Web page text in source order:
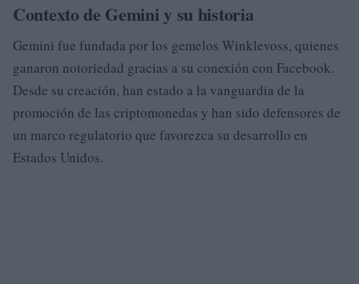
Contexto de Gemini y su historia
Gemini fue fundada por los gemelos Winklevoss, quienes
ganaron notoriedad gracias a su conexión con Facebook.
Desde su creación, han estado a la vanguardia de la
promoción de las criptomonedas y han sido defensores de
un marco regulatorio que favorezca su desarrollo en
Estados Unidos.